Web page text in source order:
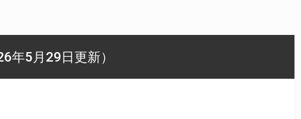
年5月29日更新）